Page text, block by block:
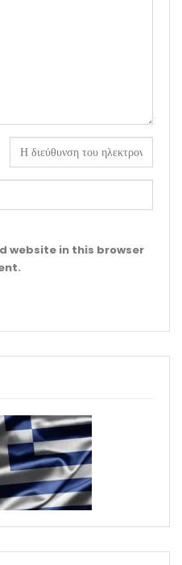
website in this browser